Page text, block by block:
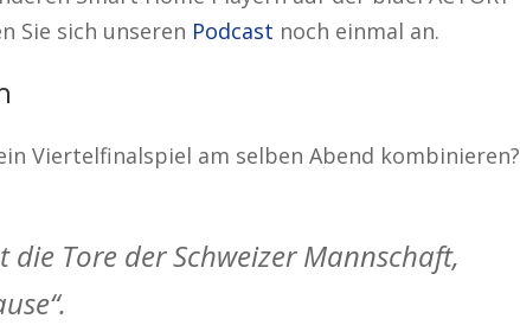
Sie sich unseren Podcast noch einmal an.
Viertelfinalspiel am selben Abend kombinieren?
die Tore der Schweizer Mannschaft,